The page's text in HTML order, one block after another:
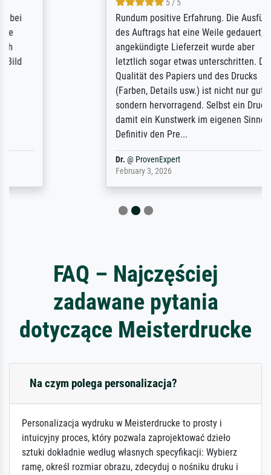
Rundum positive Erfahrung. Die Ausführung
des Auftrags hat eine Weile gedauert, die
angekündigte Lieferzeit wurde aber
letztlich sogar etwas unterschritten. Die
Qualität des Papiers und des Drucks
(Farben, Details usw.) ist nicht nur gut,
sondern hervorragend. Selbst ein Druck ist
damit ein Kunstwerk im eigenen Sinne.
Definitiv den Pre...
FAQ – Najczęściej
zadawane pytania
dotyczące Meisterdrucke
Na czym polega personalizacja?
Personalizacja wydruku w Meisterdrucke to prosty i
intuicyjny proces, który pozwala zaprojektować dzieło
sztuki dokładnie według własnych specyfikacji: Wybierz
ramę, określ rozmiar obrazu, zdecyduj o nośniku druku i